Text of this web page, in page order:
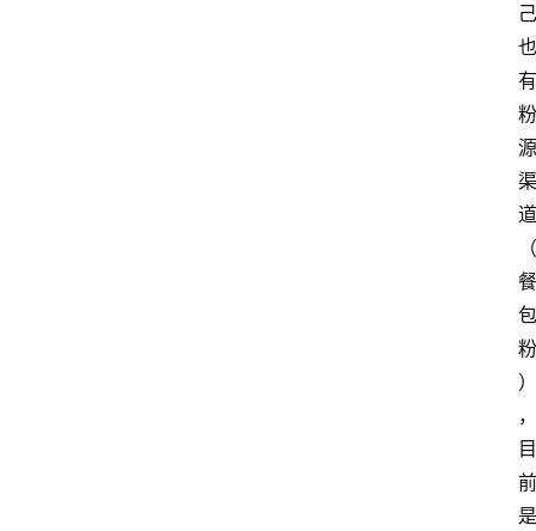
己
也
有
粉
源
渠
道
（
餐
包
粉
）
，
目
前
是